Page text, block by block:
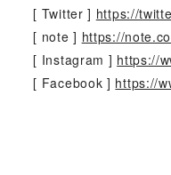
[ Twitter ] https://
[ note ] https://
[ Instagram ] https://
[ Facebook ] https://